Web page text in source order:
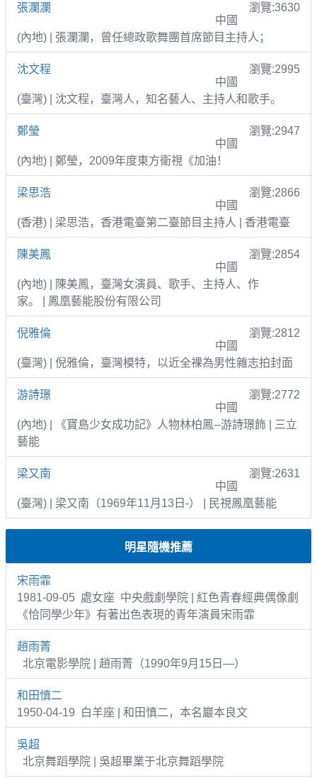
張瀾瀾
瀏覽:3630
中國
(內地) | 張瀾瀾，曾任總政歌舞團首席節目主持人；
沈文程
瀏覽:2995
中國
(臺灣) | 沈文程，臺灣人，知名藝人、主持人和歌手。
鄭瑩
瀏覽:2947
中國
(內地) | 鄭瑩，2009年度東方衛視《加油！
梁思浩
瀏覽:2866
中國
(香港) | 梁思浩，香港電臺第二臺節目主持人 | 香港電臺
陳美鳳
瀏覽:2854
中國
(內地) | 陳美鳳，臺灣女演員、歌手、主持人、作
家。 | 鳳凰藝能股份有限公司
倪雅倫
瀏覽:2812
中國
(臺灣) | 倪雅倫，臺灣模特，以近全裸為男性雜志拍封面
游詩璟
瀏覽:2772
中國
(內地) | 《寶島少女成功記》人物林柏鳳--游詩璟飾 | 三立
藝能
梁又南
瀏覽:2631
中國
(臺灣) | 梁又南（1969年11月13日-） | 民視鳳凰藝能
明星隨機推薦
宋雨霏
1981-09-05 處女座 中央戲劇學院 | 紅色青春經典偶像劇
《恰同學少年》有著出色表現的青年演員宋雨霏
趙雨菁
北京電影學院 | 趙雨菁（1990年9月15日—）
和田慎二
1950-04-19 白羊座 | 和田慎二，本名巖本良文
吳超
北京舞蹈學院 | 吳超畢業于北京舞蹈學院